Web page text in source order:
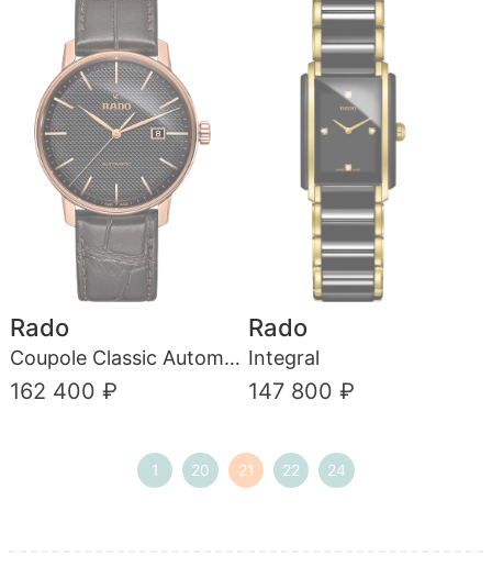
Rado
Coupole Classic Automatic
162 400 ₽
Rado
Integral
147 800 ₽
1 20 21 22 24